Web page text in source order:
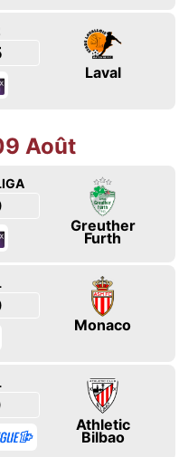
Laval
Août
Greuther
Furth
Monaco
Athletic
Bilbao